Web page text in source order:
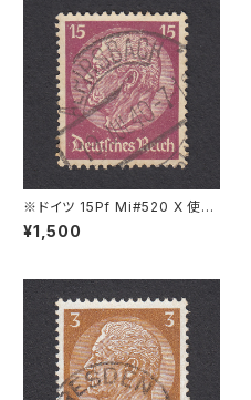
※ドイツ 15Pf Mi#520 X 使用
済み切手｜ALPIRSBACH 19.J
UL.1940
¥1,500